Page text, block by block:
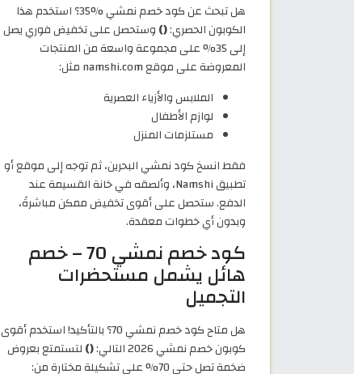
هل تبحث عن كود خصم نمشي %35؟ استخدم هذا
الكوبون الحصري:() وستحصل على تخفيض فوري يصل
إلى 35% على مجموعة واسعة من المنتجات
المعروضة على موقع namshi.com مثل:
الملابس والأزياء العصرية
لوازم الأطفال
مستلزمات المنزل
فقط انسخ كود نمشي البحرين، ثم توجه إلى موقع أو
تطبيق Namshi، وألصقه في خانة القسيمة عند
الدفع. ستحصل على أقوى تخفيض ممكن مباشرةً،
وبدون أي خطوات معقدة.
كود خصم نمشي 70 – خصم
هائل يشمل مستحضرات
التجميل
هل متاح كود خصم نمشي 70؟ بالتأكيد! استخدم أقوى
كوبون خصم نمشي 2026 التالي:
() لتستمتع بعروض
ضخمة تصل حتى 70% على تشكيلة مختارة من: